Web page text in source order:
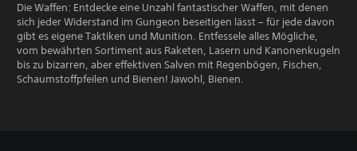
Die Waffen: Entdecke eine Unzahl fantastischer Waffen, mit denen
sich jeder Widerstand im Gungeon beseitigen lässt – für jede davon
gibt es eigene Taktiken und Munition. Entfessele alles Mögliche,
vom bewährten Sortiment aus Raketen, Lasern und Kanonenkugeln
bis zu bizarren, aber effektiven Salven mit Regenbögen, Fischen,
Schaumstoffpfeilen und Bienen! Jawohl, Bienen.